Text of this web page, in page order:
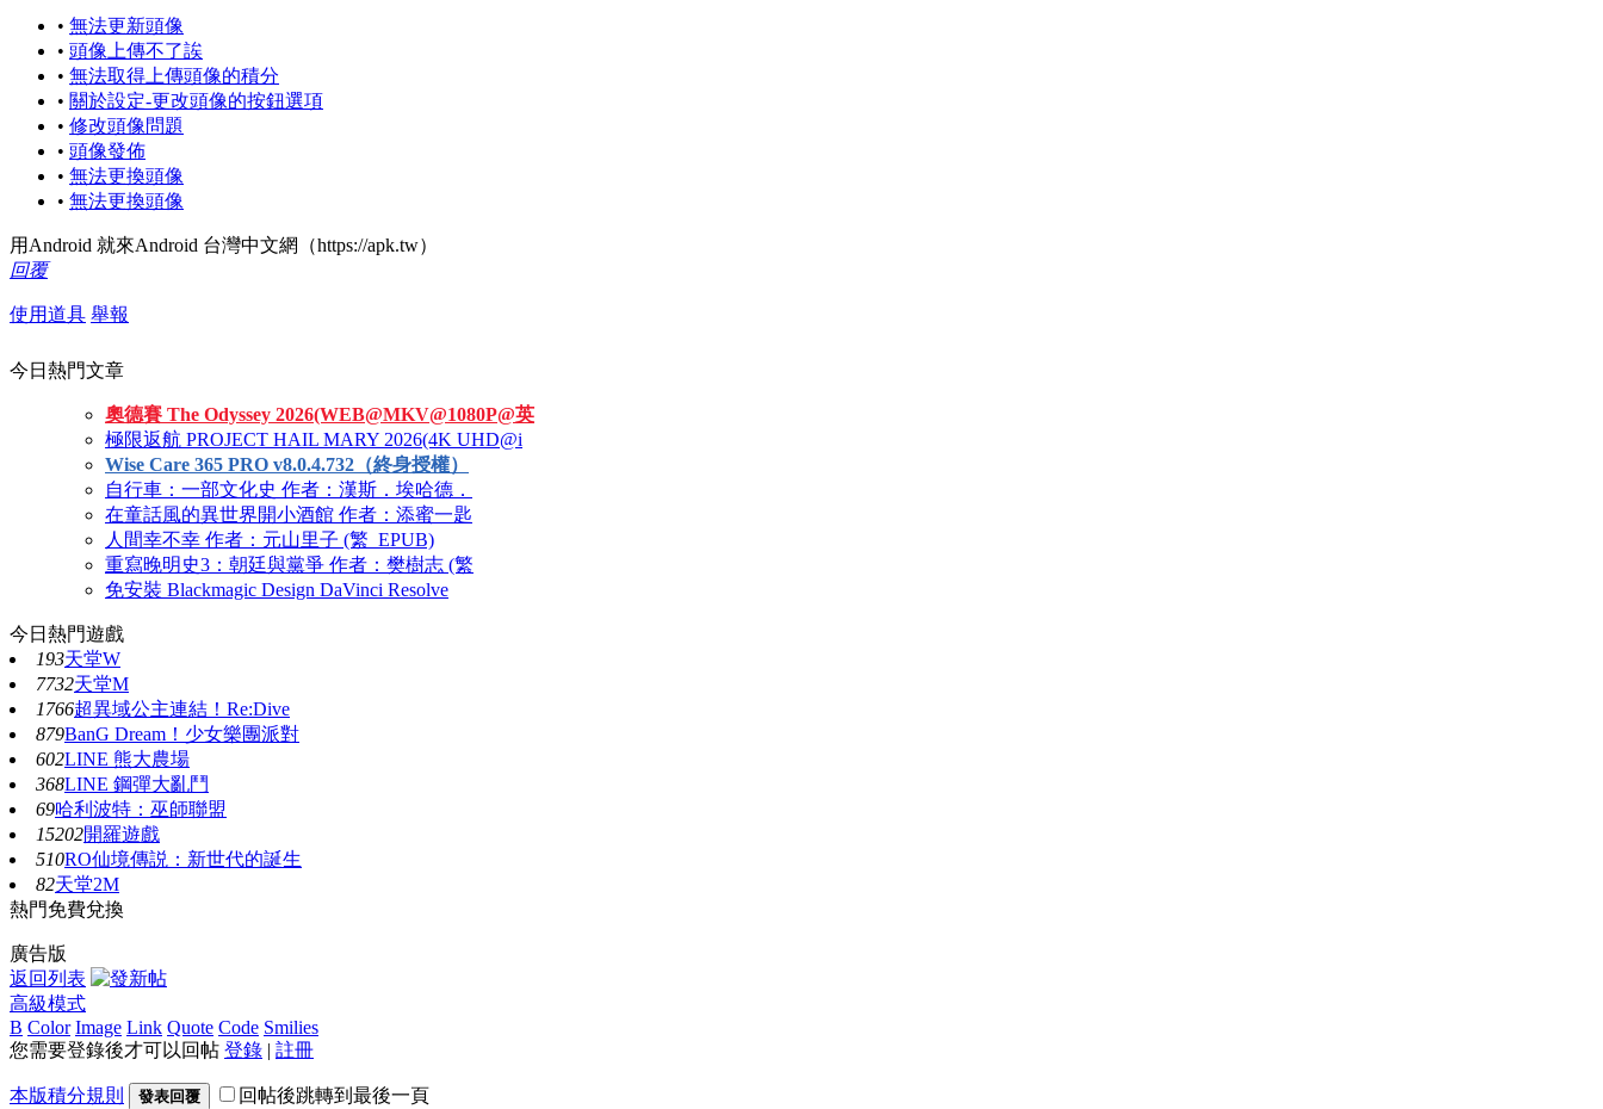
• 無法更新頭像
• 頭像上傳不了誒
• 無法取得上傳頭像的積分
• 關於設定-更改頭像的按鈕選項
• 修改頭像問題
• 頭像發佈
• 無法更換頭像
• 無法更換頭像
用Android 就來Android 台灣中文網（https://apk.tw）
回覆
使用道具 舉報
今日熱門文章
奧德賽 The Odyssey 2026(WEB@MKV@1080P@英
極限返航 PROJECT HAIL MARY 2026(4K UHD@i
Wise Care 365 PRO v8.0.4.732（終身授權）
自行車：一部文化史 作者：漢斯．埃哈德．
在童話風的異世界開小酒館 作者：添蜜一匙
人間幸不幸 作者：元山里子 (繁_EPUB)
重寫晚明史3：朝廷與黨爭 作者：樊樹志 (繁
免安裝 Blackmagic Design DaVinci Resolve
今日熱門遊戲
193天堂W
7732天堂M
1766超異域公主連結！Re:Dive
879BanG Dream！少女樂團派對
602LINE 熊大農場
368LINE 鋼彈大亂鬥
69哈利波特：巫師聯盟
15202開羅遊戲
510RO仙境傳説：新世代的誕生
82天堂2M
熱門免費兌換
廣告版
返回列表
高級模式
B Color Image Link Quote Code Smilies
您需要登錄後才可以回帖 登錄 | 註冊
本版積分規則 發表回覆 回帖後跳轉到最後一頁